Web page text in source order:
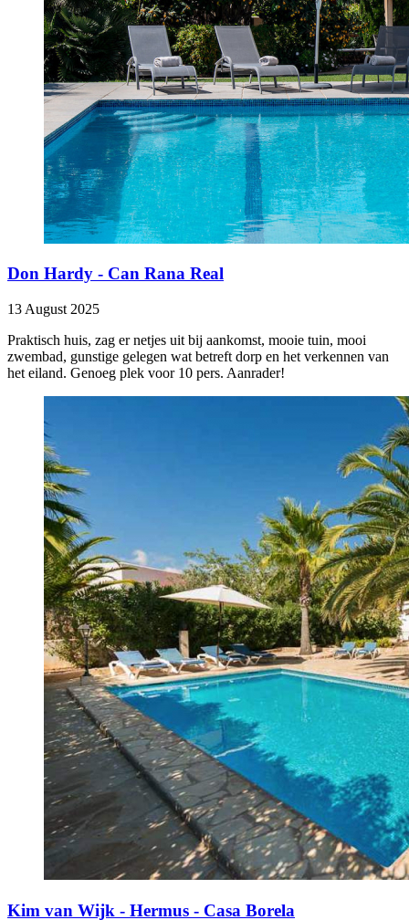
Don Hardy - Can Rana Real
13 August 2025
Praktisch huis, zag er netjes uit bij aankomst, mooie tuin, mooi
zwembad, gunstige gelegen wat betreft dorp en het verkennen van
het eiland. Genoeg plek voor 10 pers. Aanrader!
Kim van Wijk - Hermus - Casa Borela